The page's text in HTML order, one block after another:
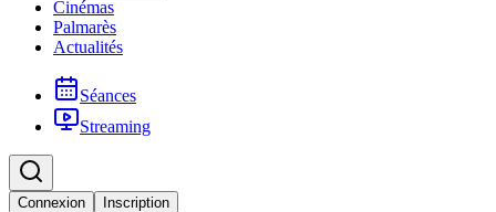
Cinémas
Palmarès
Actualités
Séances
Streaming
Connexion Inscription